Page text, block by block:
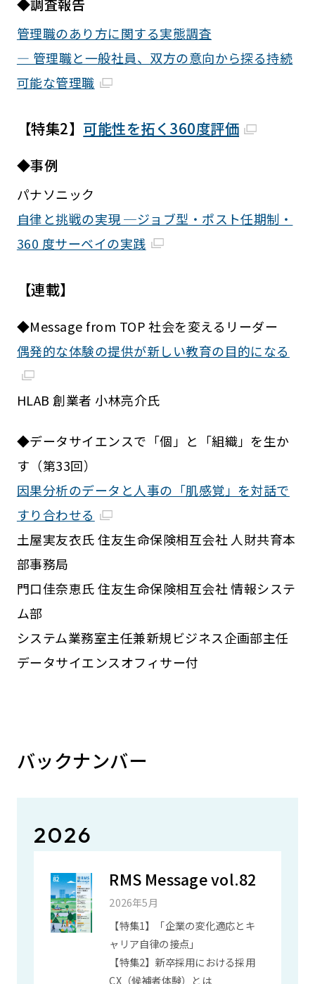
◆調査報告
管理職のあり方に関する実態調査
― 管理職と一般社員、双方の意向から探る持続
可能な管理職
【特集2】 可能性を拓く360度評価
◆事例
パナソニック
自律と挑戦の実現 ─ジョブ型・ポスト任期制・
360 度サーベイの実践
【連載】
◆Message from TOP 社会を変えるリーダー
偶発的な体験の提供が新しい教育の目的になる
HLAB 創業者 小林亮介氏
◆データサイエンスで「個」と「組織」を生か
す（第33回）
因果分析のデータと人事の「肌感覚」を対話で
すり合わせる
土屋実友衣氏 住友生命保険相互会社 人財共育本
部事務局
門口佳奈恵氏 住友生命保険相互会社 情報システ
ム部
システム業務室主任兼新規ビジネス企画部主任
データサイエンスオフィサー付
バックナンバー
2026
RMS Message vol.82
2026年5月
【特集1】「企業の変化適応とキ
ャリア自律の接点」
【特集2】新卒採用における採用
CX（候補者体験）とは